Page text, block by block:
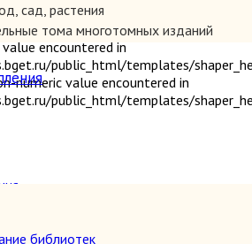
сад, растения
тома многотомных изданий
и рыбалка
геополитика, дипломатия
производство
и юмор
библиотек
и продажа антикварных книг
value encountered in
public_html/templates/
numeric value encountered in
public_html/templates/